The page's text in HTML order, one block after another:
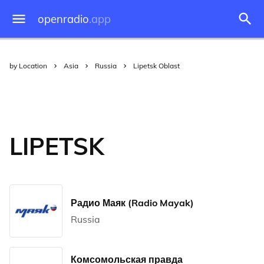
openradio.app
by Location Asia Russia Lipetsk Oblast
LIPETSK
Радио Маяк (Radio Mayak)
Russia
Комсомольская правда